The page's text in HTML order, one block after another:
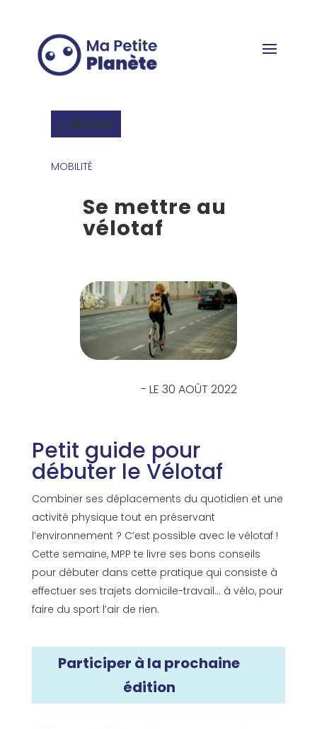
Retour
MOBILITÉ
Se mettre au
vélotaf
- LE 30 AOÛT 2022
Petit guide pour
débuter le Vélotaf
Combiner ses déplacements du quotidien et une
activité physique tout en préservant
l’environnement ? C’est possible avec le vélotaf !
Cette semaine, MPP te livre ses bons conseils
pour débuter dans cette pratique qui consiste à
effectuer ses trajets domicile-travail… à vélo, pour
faire du sport l’air de rien.
Participer à la prochaine
édition